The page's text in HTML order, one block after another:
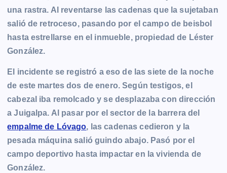
o
o
k
n
g
e
A
p
p
i
n
k
r
a
m
e
r
una rastra. Al reventarse las cadenas que la sujetaban
salió de retroceso, pasando por el campo de beisbol
hasta estrellarse en el inmueble, propiedad de Léster
González.
El incidente se registró a eso de las siete de la noche
de este martes dos de enero. Según testigos, el
cabezal iba remolcado y se desplazaba con dirección
a Juigalpa. Al pasar por el sector de la barrera del
empalme de Lóvago, las cadenas cedieron y la
pesada máquina salió guindo abajo. Pasó por el
campo deportivo hasta impactar en la vivienda de
González.